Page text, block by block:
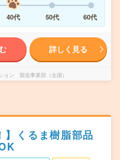
40代 50代 60代
詳しく見る
ョン 製造事業部（全国）
】くるま樹脂部品